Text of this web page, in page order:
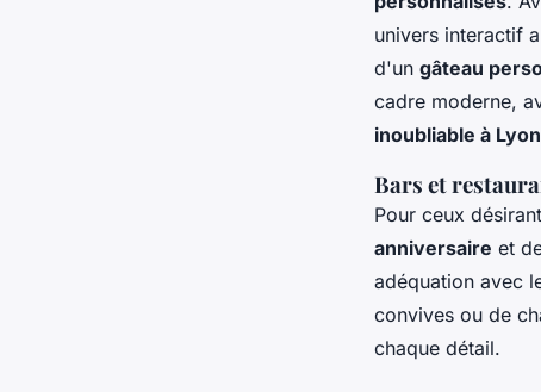
univers interactif
d'un gâteau
cadre moderne,
inoubliable à Lyon
Bars et
Pour ceux
anniversaire et
adéquation avec
convives ou de
chaque détail.